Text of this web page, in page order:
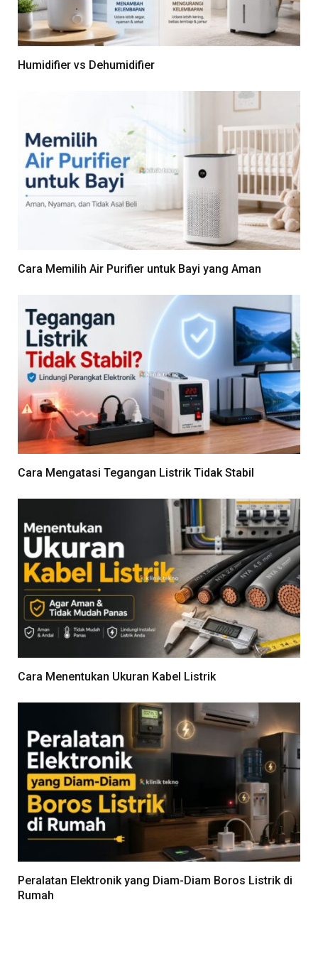
Humidifier vs Dehumidifier
Cara Memilih Air Purifier untuk Bayi yang Aman
Cara Mengatasi Tegangan Listrik Tidak Stabil
Cara Menentukan Ukuran Kabel Listrik
Peralatan Elektronik yang Diam-Diam Boros Listrik di
Rumah